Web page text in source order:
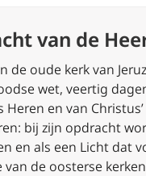
van de
de oude kerk van
wet, veertig
en van
bij zijn opdracht
en als een Licht dat
de oosterse